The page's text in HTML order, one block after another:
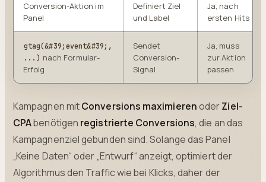
Conversion-Aktion im
Panel
Definiert Ziel
und Label
Ja, nach
ersten Hits
gtag(&#39;event&#39;,
...) nach Formular-
Erfolg
Sendet
Conversion-
Signal
Ja, muss
zur Aktion
passen
Kampagnen mitConversions maximierenoderZiel-
CPAbenötigen registrierte Conversions, die an das
Kampagnenziel gebunden sind. Solange das Panel
„Keine Daten“ oder „Entwurf“ anzeigt, optimiert der
Algorithmus den Traffic wie bei Klicks, daher der